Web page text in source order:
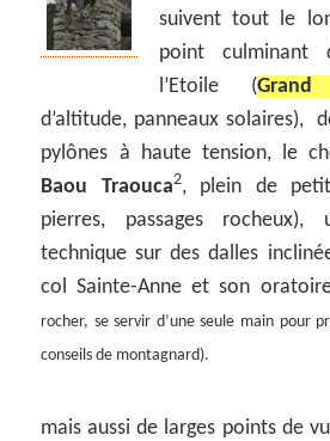
suivent tout le
point
l’Etoile (Grand
d’altitude, panneaux solaires),
pylônes à haute tension, le
Baou Traouca2, plein de
pierres, passages rocheux),
technique sur des dalles
col Sainte-Anne et son
rocher, se servir d’une seule main pour
conseils de montagnard).
mais aussi de larges points de